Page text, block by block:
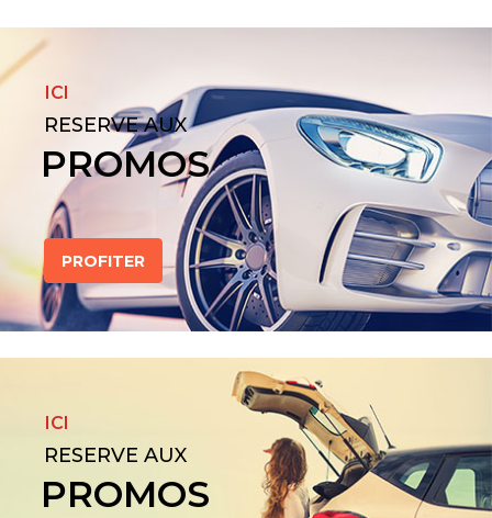
ICI
RESERVE AUX
PROMOS
PROFITER
ICI
RESERVE AUX
PROMOS